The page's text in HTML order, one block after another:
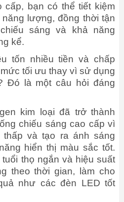
cấp, bạn có thể tiết kiệm
lượng, đồng thời tận
sáng và khả năng
kể.
tốn nhiều tiền và chấp
tối ưu thay vì sử dụng
Đó là một câu hỏi đáng
kim loại đã trở thành
chiếu sáng cao cấp vì
và tạo ra ánh sáng
hiển thị màu sắc tốt.
thọ ngắn và hiệu suất
theo thời gian, làm cho
như các đèn LED tốt